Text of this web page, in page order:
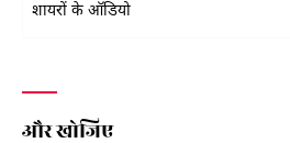
शायरों के ऑडियो
और खोजिए